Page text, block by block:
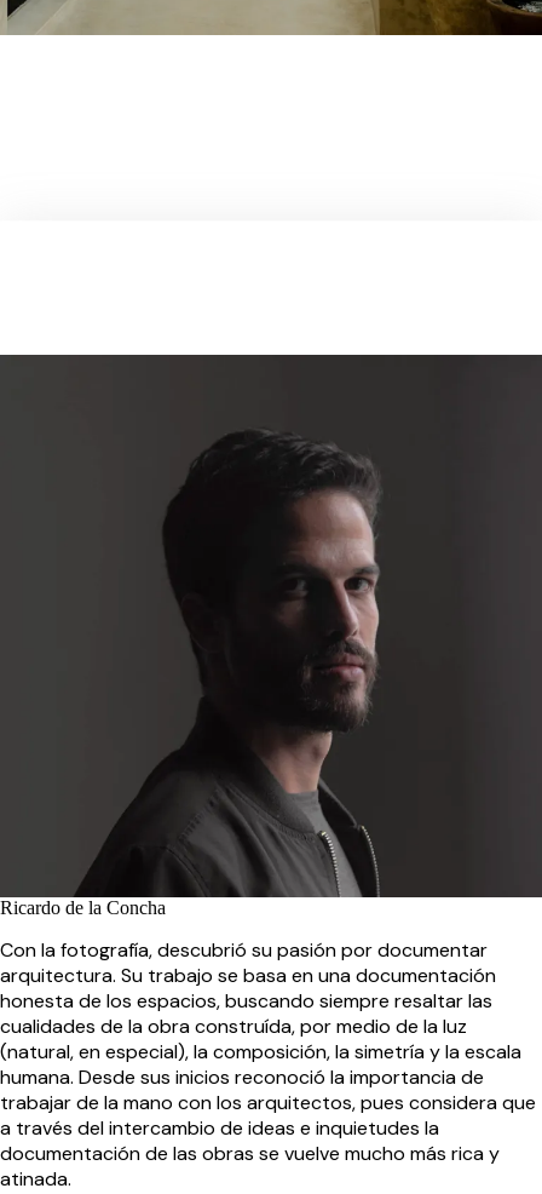
Ricardo de la Concha
Con la fotografía, descubrió su pasión por documentar
arquitectura. Su trabajo se basa en una documentación
honesta de los espacios, buscando siempre resaltar las
cualidades de la obra construída, por medio de la luz
(natural, en especial), la composición, la simetría y la escala
humana. Desde sus inicios reconoció la importancia de
trabajar de la mano con los arquitectos, pues considera que
a través del intercambio de ideas e inquietudes la
documentación de las obras se vuelve mucho más rica y
atinada.